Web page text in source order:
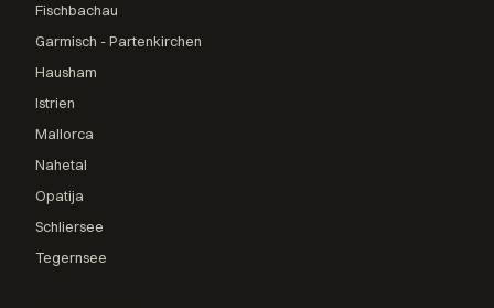
Fischbachau
Garmisch - Partenkirchen
Hausham
Istrien
Mallorca
Nahetal
Opatija
Schliersee
Tegernsee